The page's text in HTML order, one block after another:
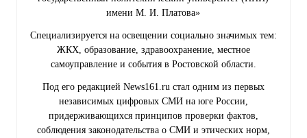
имени М. И. Платова»
Специализируется на освещении социально значимых тем:
ЖКХ, образование, здравоохранение, местное
самоуправление и события в Ростовской области.
Под его редакцией News161.ru стал одним из первых
независимых цифровых СМИ на юге России,
придерживающихся принципов проверки фактов,
соблюдения законодательства о СМИ и этических норм,